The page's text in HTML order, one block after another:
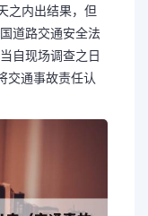
之内出结果，但
道路交通安全法
自现场调查之日
交通事故责任认
的，时间会